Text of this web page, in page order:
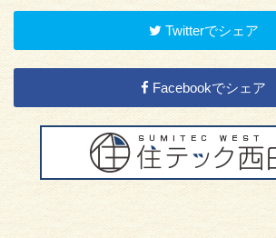
Twitterでシェア
Facebookでシェア